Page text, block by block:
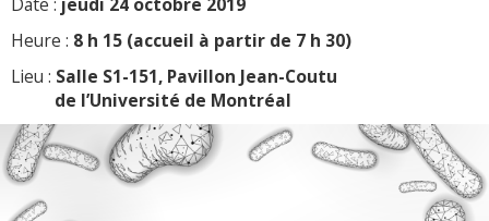
Heure : 8 h 15 (accueil à partir de 7 h 30)
Lieu : Salle S1-151, Pavillon Jean-Coutu
de l’Université de Montréal